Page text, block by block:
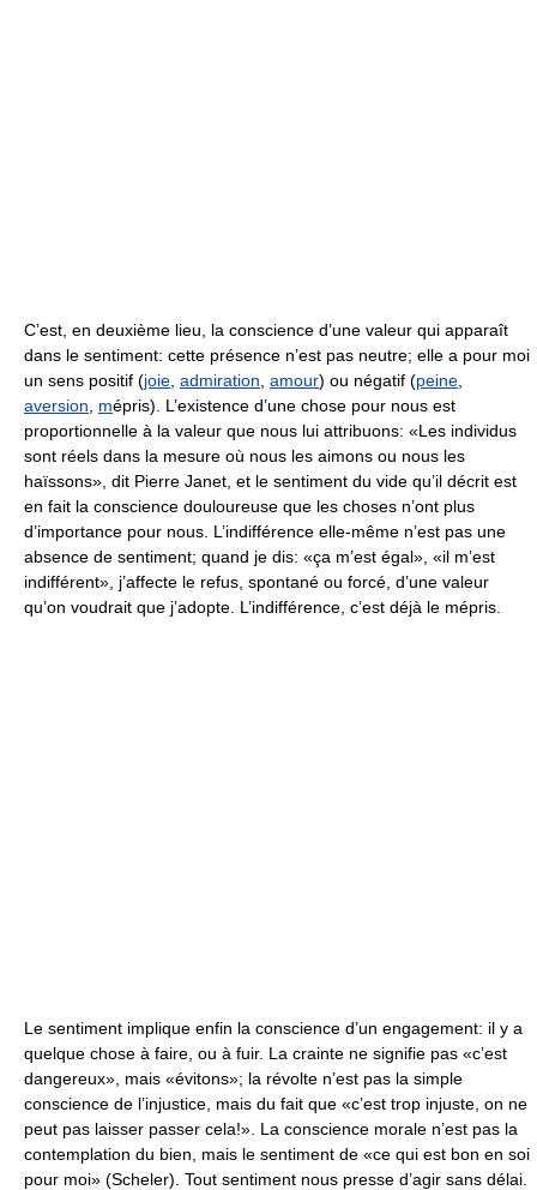
C’est, en deuxième lieu, la conscience d’une valeur qui apparaît
dans le sentiment: cette présence n’est pas neutre; elle a pour moi
un sens positif (joie admiration amour) ou négatif (peine
aversion
mépris). L’existence d’une chose pour nous est
proportionnelle à la valeur que nous lui attribuons: «Les individus
sont réels dans la mesure où nous les aimons ou nous les
haïssons», dit Pierre Janet, et le sentiment du vide qu’il décrit est
en fait la conscience douloureuse que les choses n’ont plus
d’importance pour nous. L’indifférence elle-même n’est pas une
absence de sentiment; quand je dis: «ça m’est égal», «il m’est
indifférent», j’affecte le refus, spontané ou forcé, d’une valeur
qu’on voudrait que j’adopte. L’indifférence, c’est déjà le mépris.
Le sentiment implique enfin la conscience d’un engagement: il y a
quelque chose à faire, ou à fuir. La crainte ne signifie pas «c’est
dangereux», mais «évitons»; la révolte n’est pas la simple
conscience de l’injustice, mais du fait que «c’est trop injuste, on ne
peut pas laisser passer cela!». La conscience morale n’est pas la
contemplation du bien, mais le sentiment de «ce qui est bon en soi
pour moi» (Scheler). Tout sentiment nous presse d’agir sans délai.